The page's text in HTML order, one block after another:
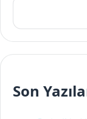
Son